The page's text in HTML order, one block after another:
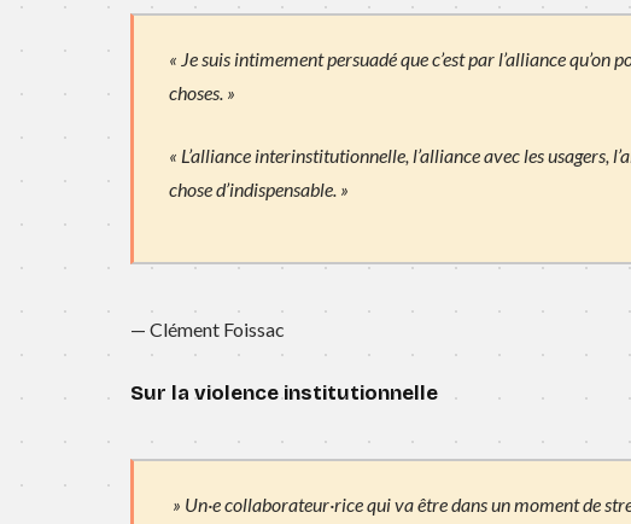
« Je suis intimement persuadé que c’est par l’alliance
choses. »
« L’alliance interinstitutionnelle, l’alliance avec les usagers,
chose d’indispensable. »
— Clément Foissac
Sur la violence institutionnelle
» Un·ecollaborateur·ricequi va être dans un moment de